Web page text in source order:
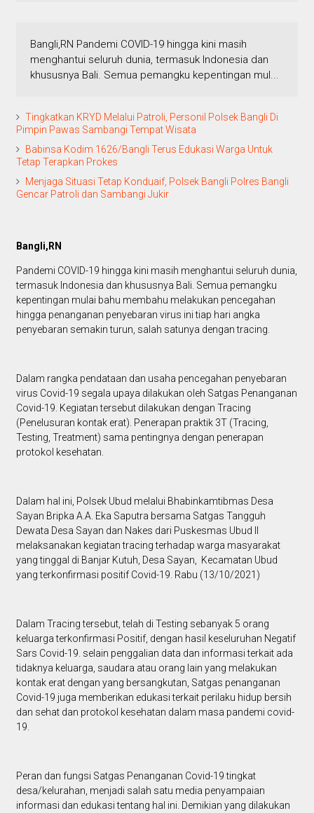
Bangli,RN Pandemi COVID-19 hingga kini masih
menghantui seluruh dunia, termasuk Indonesia dan
khususnya Bali. Semua pemangku kepentingan mul...
Tingkatkan KRYD Melalui Patroli, Personil Polsek Bangli Di
Pimpin Pawas Sambangi Tempat Wisata
Babinsa Kodim 1626/Bangli Terus Edukasi Warga Untuk
Tetap Terapkan Prokes
Menjaga Situasi Tetap Konduaif, Polsek Bangli Polres Bangli
Gencar Patroli dan Sambangi Jukir
Bangli,RN
Pandemi COVID-19 hingga kini masih menghantui seluruh dunia,
termasuk Indonesia dan khususnya Bali. Semua pemangku
kepentingan mulai bahu membahu melakukan pencegahan
hingga penanganan penyebaran virus ini tiap hari angka
penyebaran semakin turun, salah satunya dengan tracing.
Dalam rangka pendataan dan usaha pencegahan penyebaran
virus Covid-19 segala upaya dilakukan oleh Satgas Penanganan
Covid-19. Kegiatan tersebut dilakukan dengan Tracing
(Penelusuran kontak erat). Penerapan praktik 3T (Tracing,
Testing, Treatment) sama pentingnya dengan penerapan
protokol kesehatan.
Dalam hal ini, Polsek Ubud melalui Bhabinkamtibmas Desa
Sayan Bripka A.A. Eka Saputra bersama Satgas Tangguh
Dewata Desa Sayan dan Nakes dari Puskesmas Ubud II
melaksanakan kegiatan tracing terhadap warga masyarakat
yang tinggal di Banjar Kutuh, Desa Sayan, Kecamatan Ubud
yang terkonfirmasi positif Covid-19. Rabu (13/10/2021)
Dalam Tracing tersebut, telah di Testing sebanyak 5 orang
keluarga terkonfirmasi Positif, dengan hasil keseluruhan Negatif
Sars Covid-19. selain penggalian data dan informasi terkait ada
tidaknya keluarga, saudara atau orang lain yang melakukan
kontak erat dengan yang bersangkutan, Satgas penanganan
Covid-19 juga memberikan edukasi terkait perilaku hidup bersih
dan sehat dan protokol kesehatan dalam masa pandemi covid-
19.
Peran dan fungsi Satgas Penanganan Covid-19 tingkat
desa/kelurahan, menjadi salah satu media penyampaian
informasi dan edukasi tentang hal ini. Demikian yang dilakukan